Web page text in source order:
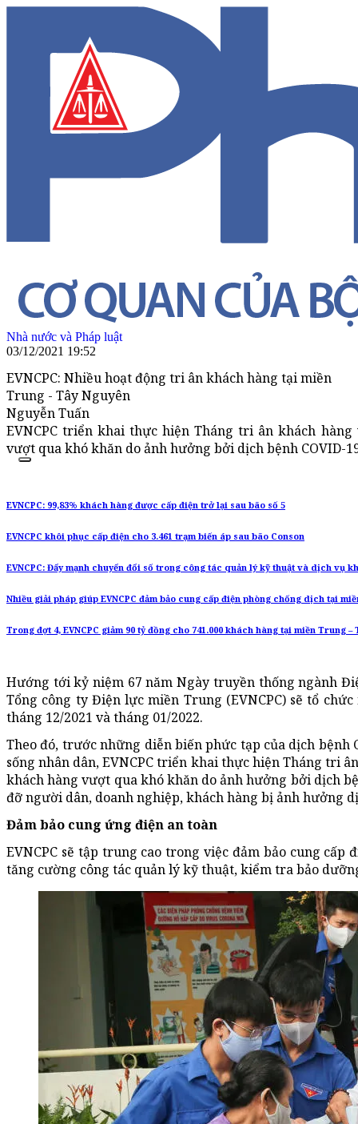
Nhà nước và Pháp luật
03/12/2021 19:52
EVNCPC: Nhiều hoạt động tri ân khách hàng tại miền
Trung - Tây Nguyên
Nguyễn Tuấn
EVNCPC triển khai thực hiện Tháng tri ân khách
vượt qua khó khăn do ảnh hưởng bởi dịch bệnh COVID-
EVNCPC: 99,83% khách hàng được cấp điện trở lại sau bão số 5
EVNCPC khôi phục cấp điện cho 3.461 trạm biến áp sau bão Conson
EVNCPC: Đẩy mạnh chuyển đổi số trong công tác quản lý kỹ thuật và dịch vụ
Nhiều giải pháp giúp EVNCPC đảm bảo cung cấp điện phòng chống dịch tại
Trong đợt 4, EVNCPC giảm 90 tỷ đồng cho 741.000 khách hàng tại miền Trung –
Hướng tới kỷ niệm 67 năm Ngày truyền thống ngành
Tổng công ty Điện lực miền Trung (EVNCPC) sẽ tổ
tháng 12/2021 và tháng 01/2022.
Theo đó, trước những diễn biến phức tạp của dịch bệnh
sống nhân dân, EVNCPC triển khai thực hiện Tháng tri
khách hàng vượt qua khó khăn do ảnh hưởng bởi dịch
đỡ người dân, doanh nghiệp, khách hàng bị ảnh hưởng
Đảm bảo cung ứng điện an toàn
EVNCPC sẽ tập trung cao trong việc đảm bảo cung
tăng cường công tác quản lý kỹ thuật, kiểm tra bảo